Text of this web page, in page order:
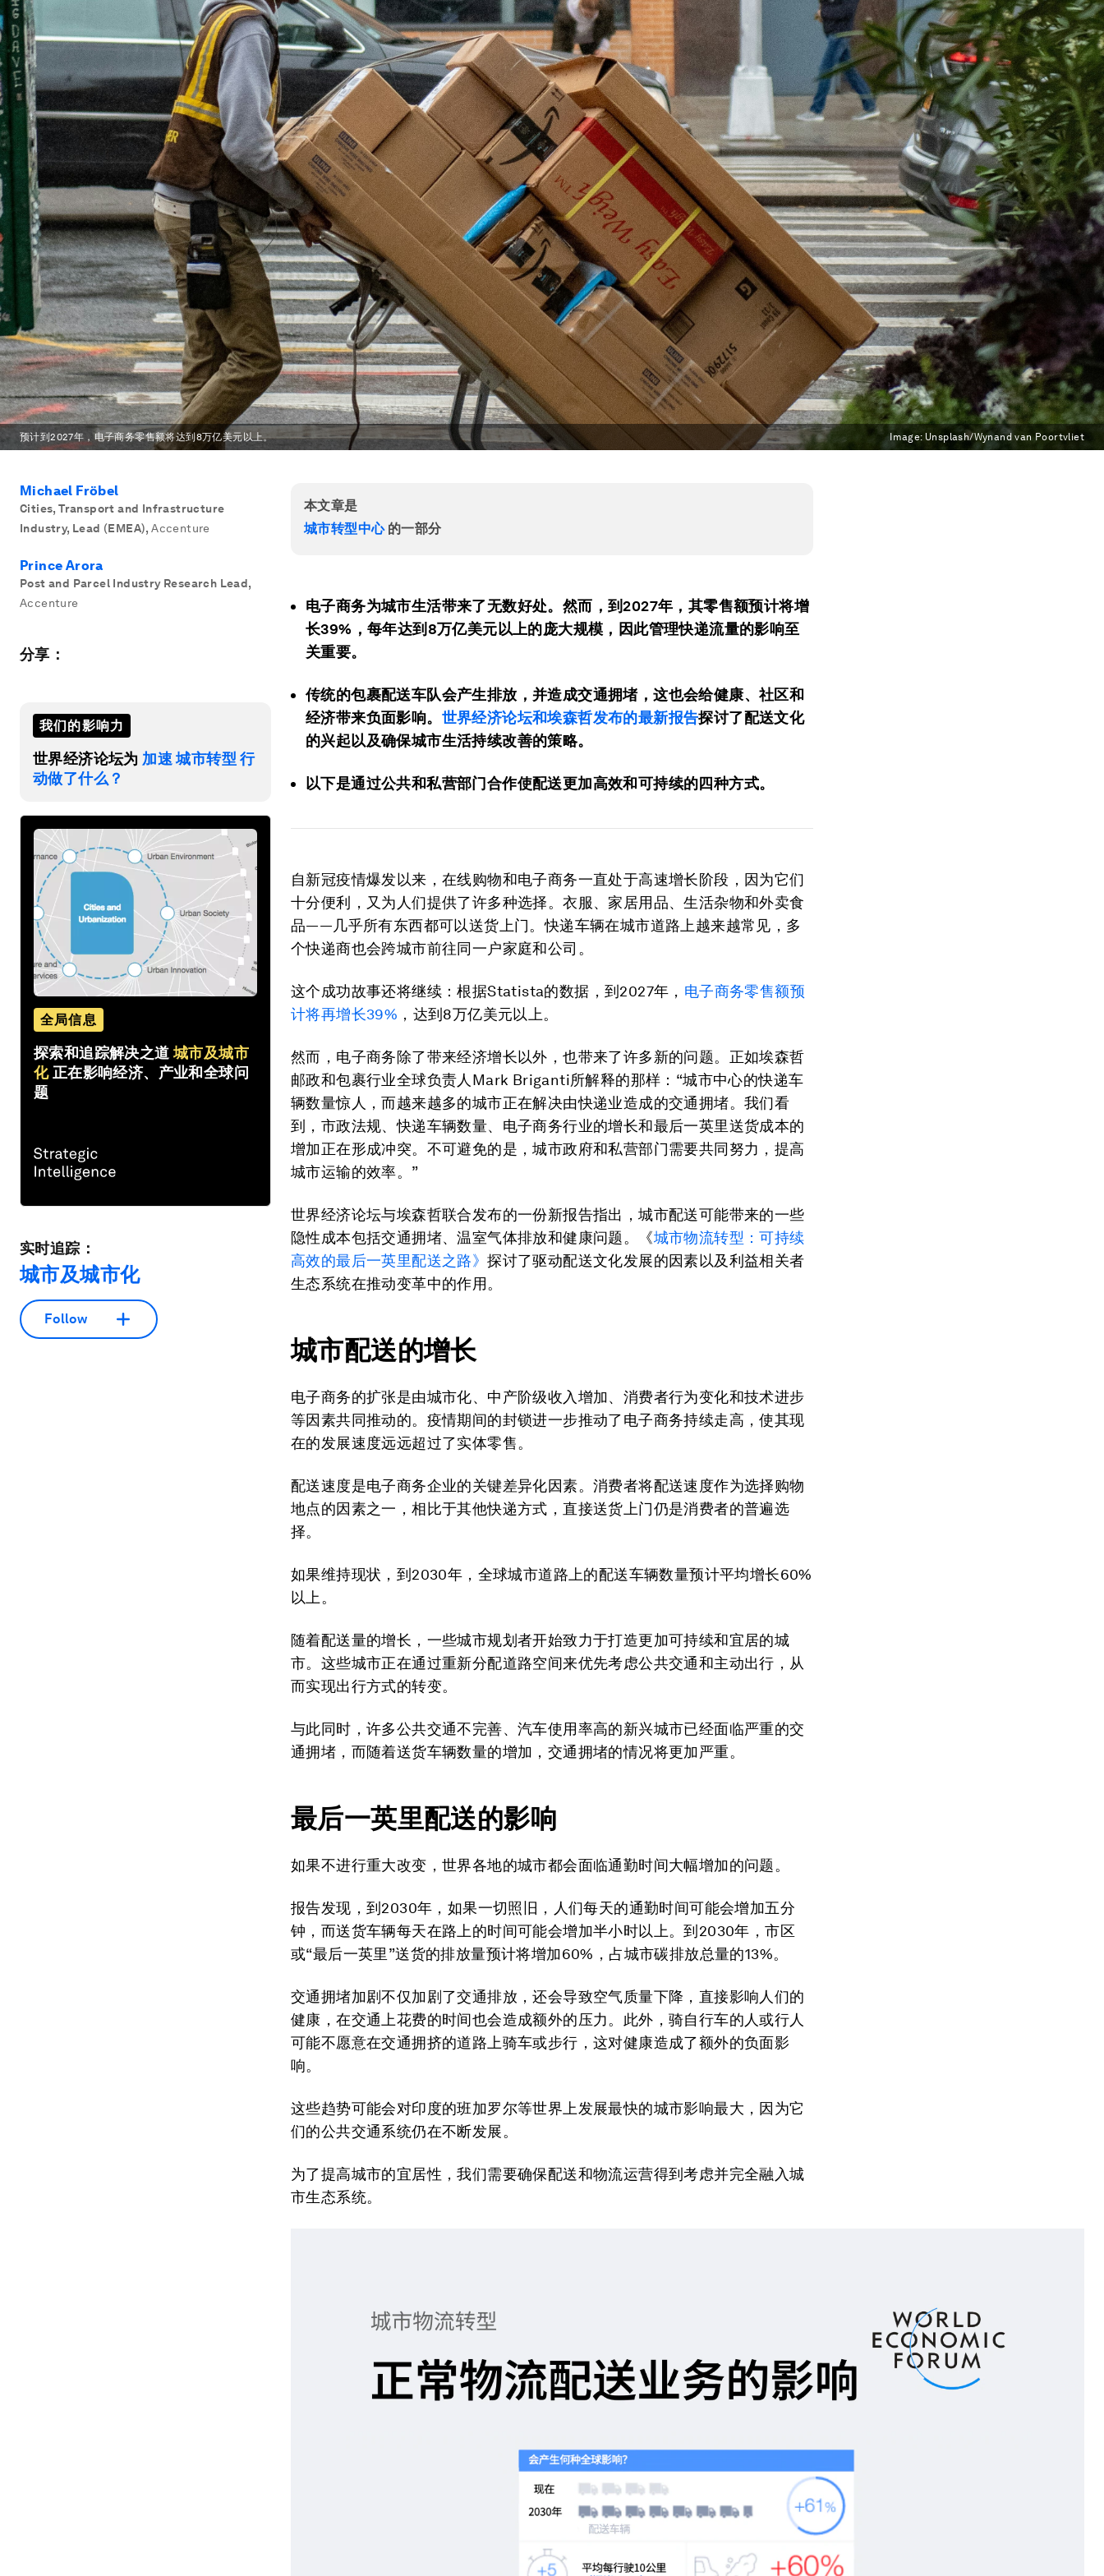
预计到2027年，电子商务零售额将达到8万亿美元以上。 Image: Unsplash/Wynand van Poortvliet
Michael Fröbel
Cities, Transport and Infrastructure
Industry, Lead (EMEA), Accenture
Prince Arora
Post and Parcel Industry Research Lead,
Accenture
分享：
我们的影响力
世界经济论坛为 加速 城市转型 行
动做了什么？
全局信息
探索和追踪解决之道 城市及城市
化 正在影响经济、产业和全球问
题
实时追踪：
城市及城市化
Follow
本文章是
城市转型中心的一部分
电子商务为城市生活带来了无数好处。然而，到2027年，其零售额预计将增
长39%，每年达到8万亿美元以上的庞大规模，因此管理快递流量的影响至
关重要。
传统的包裹配送车队会产生排放，并造成交通拥堵，这也会给健康、社区和
经济带来负面影响。 世界经济论坛和埃森哲发布的最新报告探讨了配送文化
的兴起以及确保城市生活持续改善的策略。
以下是通过公共和私营部门合作使配送更加高效和可持续的四种方式。
自新冠疫情爆发以来，在线购物和电子商务一直处于高速增长阶段，因为它们
十分便利，又为人们提供了许多种选择。衣服、家居用品、生活杂物和外卖食
品——几乎所有东西都可以送货上门。快递车辆在城市道路上越来越常见，多
个快递商也会跨城市前往同一户家庭和公司。
这个成功故事还将继续：根据Statista的数据，到2027年， 电子商务零售额预
计将再增长39% ，达到8万亿美元以上。
然而，电子商务除了带来经济增长以外，也带来了许多新的问题。正如埃森哲
邮政和包裹行业全球负责人Mark Briganti所解释的那样：“城市中心的快递车
辆数量惊人，而越来越多的城市正在解决由快递业造成的交通拥堵。我们看
到，市政法规、快递车辆数量、电子商务行业的增长和最后一英里送货成本的
增加正在形成冲突。不可避免的是，城市政府和私营部门需要共同努力，提高
城市运输的效率。”
世界经济论坛与埃森哲联合发布的一份新报告指出，城市配送可能带来的一些
隐性成本包括交通拥堵、温室气体排放和健康问题。《城市物流转型：可持续
高效的最后一英里配送之路》探讨了驱动配送文化发展的因素以及利益相关者
生态系统在推动变革中的作用。
城市配送的增长
电子商务的扩张是由城市化、中产阶级收入增加、消费者行为变化和技术进步
等因素共同推动的。疫情期间的封锁进一步推动了电子商务持续走高，使其现
在的发展速度远远超过了实体零售。
配送速度是电子商务企业的关键差异化因素。消费者将配送速度作为选择购物
地点的因素之一，相比于其他快递方式，直接送货上门仍是消费者的普遍选
择。
如果维持现状，到2030年，全球城市道路上的配送车辆数量预计平均增长60%
以上。
随着配送量的增长，一些城市规划者开始致力于打造更加可持续和宜居的城
市。这些城市正在通过重新分配道路空间来优先考虑公共交通和主动出行，从
而实现出行方式的转变。
与此同时，许多公共交通不完善、汽车使用率高的新兴城市已经面临严重的交
通拥堵，而随着送货车辆数量的增加，交通拥堵的情况将更加严重。
最后一英里配送的影响
如果不进行重大改变，世界各地的城市都会面临通勤时间大幅增加的问题。
报告发现，到2030年，如果一切照旧，人们每天的通勤时间可能会增加五分
钟，而送货车辆每天在路上的时间可能会增加半小时以上。到2030年，市区
或“最后一英里”送货的排放量预计将增加60%，占城市碳排放总量的13%。
交通拥堵加剧不仅加剧了交通排放，还会导致空气质量下降，直接影响人们的
健康，在交通上花费的时间也会造成额外的压力。此外，骑自行车的人或行人
可能不愿意在交通拥挤的道路上骑车或步行，这对健康造成了额外的负面影
响。
这些趋势可能会对印度的班加罗尔等世界上发展最快的城市影响最大，因为它
们的公共交通系统仍在不断发展。
为了提高城市的宜居性，我们需要确保配送和物流运营得到考虑并完全融入城
市生态系统。